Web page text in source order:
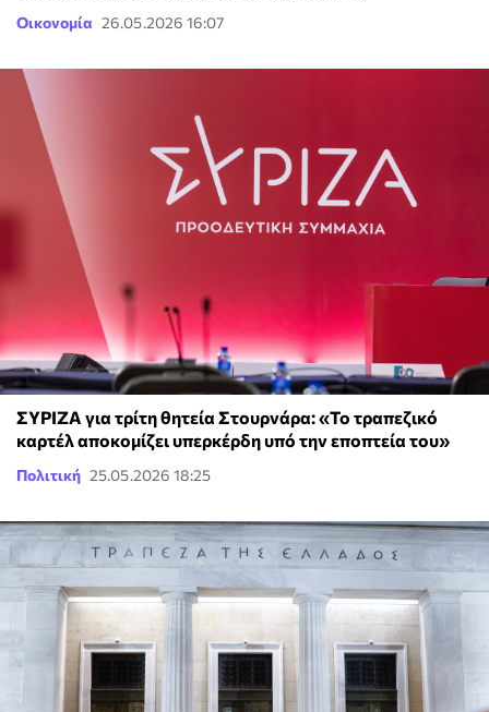
Οικονομία 26.05.2026 16:07
ΣΥΡΙΖΑ για τρίτη θητεία Στουρνάρα: «Το τραπεζικό
καρτέλ αποκομίζει υπερκέρδη υπό την εποπτεία του»
Πολιτική 25.05.2026 18:25